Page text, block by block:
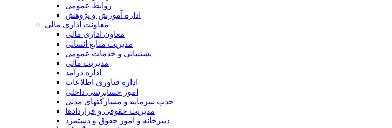
روابط عمومی
اداره آموزش و پژوهش
معاونت اداری مالی
معاون اداری مالی
مدیریت منابع انسانی
پشتیبانی و خدمات عمومی
مدیریت مالی
اداره درآمد
اداره فناوری اطلاعات
امور حسابرسی داخلی
جذب سرمایه و مشارکتهای مدنی
مدیریت حقوقی و قراردادها
دبیرخانه و امور حقوق و دستمزد